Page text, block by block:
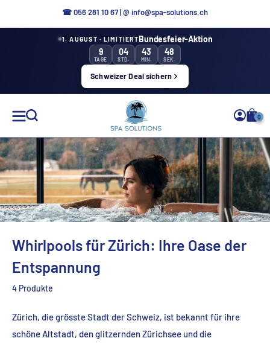
☎ 056 281 10 67|@ info@spa-solutions.ch
1. AUGUST · LIMITIERTBundesfeier-Aktion
9
TAGE
04
STD.
43
MIN.
47
SEK.
Schweizer Deal sichern
DE
Solutions
0
Whirlpools für Zürich: Ihre Oase der
Entspannung
4 Produkte
Zürich, die grösste Stadt der Schweiz, ist bekannt für ihre
schöne Altstadt, den glitzernden Zürichsee und die